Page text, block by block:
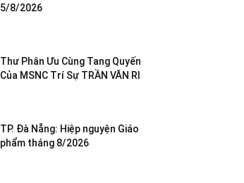
5/8/2026
Thư Phân Ưu Cùng Tang Quyến
Của MSNC Trí Sự TRẦN VĂN RI
TP. Đà Nẵng: Hiệp nguyện Giáo
phẩm tháng 8/2026